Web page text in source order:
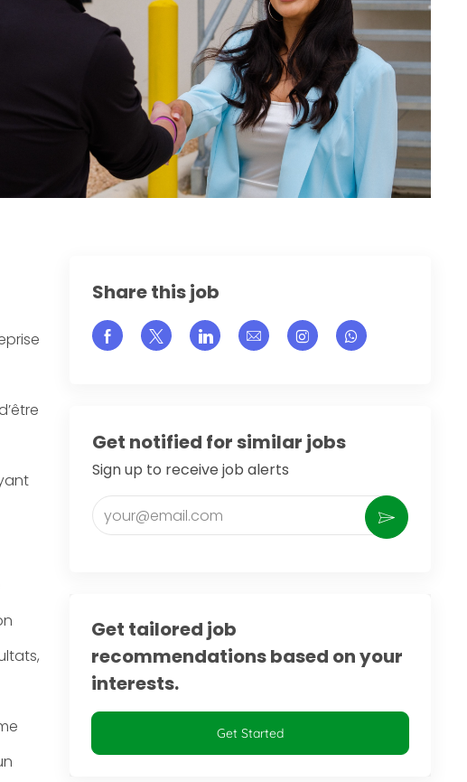
Share this job
Share via Facebook
Share via twitter
Share via LinkedIn
Share via email
Share via Instagram
Get notified for similar jobs
Sign up to receive job alerts
Enter Email address (Required)
Activate
Get tailored job
recommendations based on your
interests.
Get Started